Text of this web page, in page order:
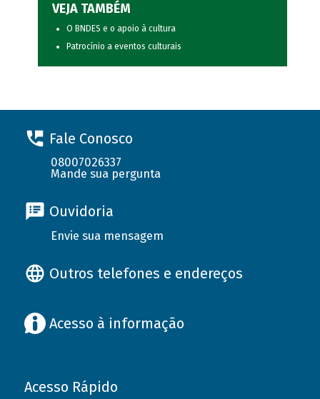
VEJA TAMBÉM
O BNDES e o apoio à cultura
Patrocínio a eventos culturais
Fale Conosco
08007026337
Mande sua pergunta
Ouvidoria
Envie sua mensagem
Outros telefones e endereços
Acesso à informação
Acesso Rápido